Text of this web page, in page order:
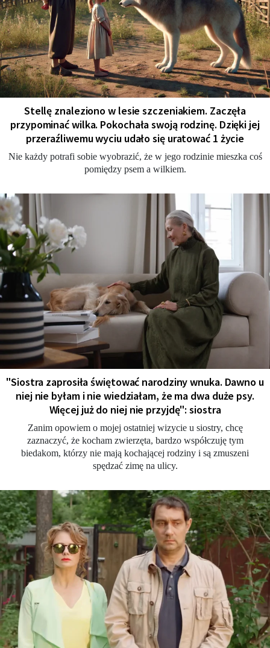
Stellę znaleziono w lesie szczeniakiem. Zaczęła
przypominać wilka. Pokochała swoją rodzinę. Dzięki jej
przeraźliwemu wyciu udało się uratować 1 życie
Nie każdy potrafi sobie wyobrazić, że w jego rodzinie mieszka coś
pomiędzy psem a wilkiem.
"Siostra zaprosiła świętować narodziny wnuka. Dawno u
niej nie byłam i nie wiedziałam, że ma dwa duże psy.
Więcej już do niej nie przyjdę": siostra
Zanim opowiem o mojej ostatniej wizycie u siostry, chcę
zaznaczyć, że kocham zwierzęta, bardzo współczuję tym
biedakom, którzy nie mają kochającej rodziny i są zmuszeni
spędzać zimę na ulicy.